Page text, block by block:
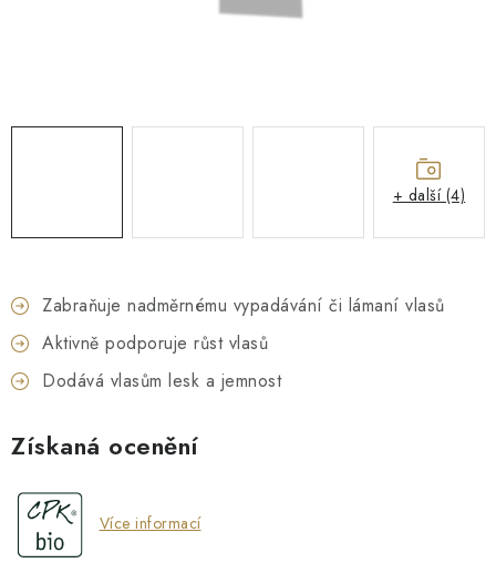
Zabraňuje nadměrnému vypadávání či lámaní vlasů
Aktivně podporuje růst vlasů
Dodává vlasům lesk a jemnost
Získaná ocenění
Více informací
+ další (4)